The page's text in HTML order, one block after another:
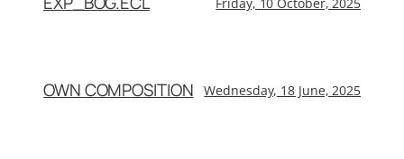
OWN COMPOSITION Wednesday, 18 June, 2025